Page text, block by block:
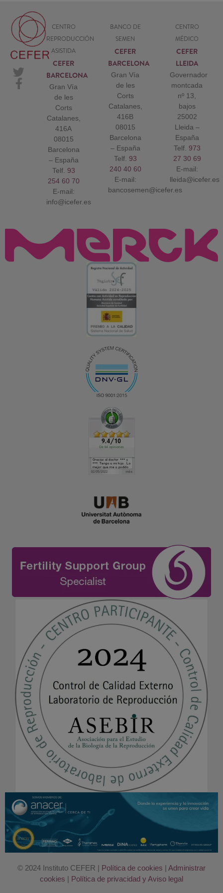
con todas las cosas típicas de embarazo claro (dolor de
espalda, insomnio...ardores, jejeje, vamos, estupendo XD) el
día 26 de Octubre, a las 40 semanas justas! tuvimos con
nosotras a Gal.la! ahora tiene 3 meses y estamos muy felices
de tenerla con nosotras!!!
Cristina y Cristina
CENTRO
REPRODUCCIÓN
ASISTIDA
CEFER
BARCELONA
Gran Vía
de les
Corts
Catalanes,
416A
08015
Barcelona
– España
Telf. 93
254 60 70
E-mail:
info@icefer.es
BANCO DE
SEMEN
CEFER
BARCELONA
Gran Vía
de les
Corts
Catalanes,
416B
08015
Barcelona
– España
Telf. 93
240 40 60
E-mail:
bancosemen@icefer.es
CENTRO
MÉDICO
CEFER
LLEIDA
Governador
montcada
nº 13,
bajos
25002
Lleida –
España
Telf. 973
27 30 69
E-mail:
lleida@icefer.es
© 2024 Instituto CEFER | Política de cookies | Administrar
cookies | Política de privacidad y Aviso legal